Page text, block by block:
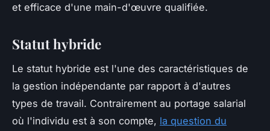
et efficace d'une main-d'œuvre qualifiée.
Statut hybride
Le statut hybride est l'une des caractéristiques de
la gestion indépendante par rapport à d'autres
types de travail. Contrairement au portage salarial
où l'individu est à son compte, la question du